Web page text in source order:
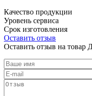
Качество продукции
Уровень сервиса
Срок изготовления
Оставить отзыв
Оставить отзыв на товар